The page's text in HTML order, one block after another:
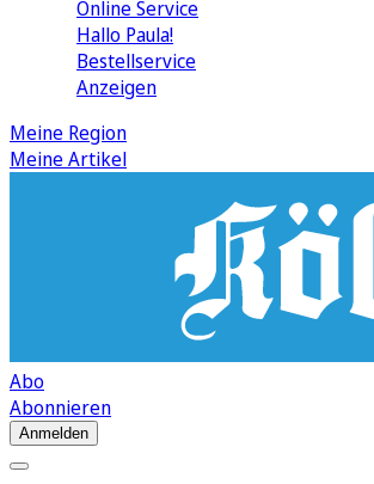
Online Service
Hallo Paula!
Bestellservice
Anzeigen
Meine Region
Meine Artikel
Abo
Abonnieren
Anmelden